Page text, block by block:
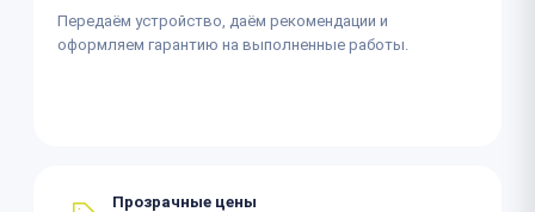
Передаём устройство, даём рекомендации и
оформляем гарантию на выполненные работы.
Прозрачные цены